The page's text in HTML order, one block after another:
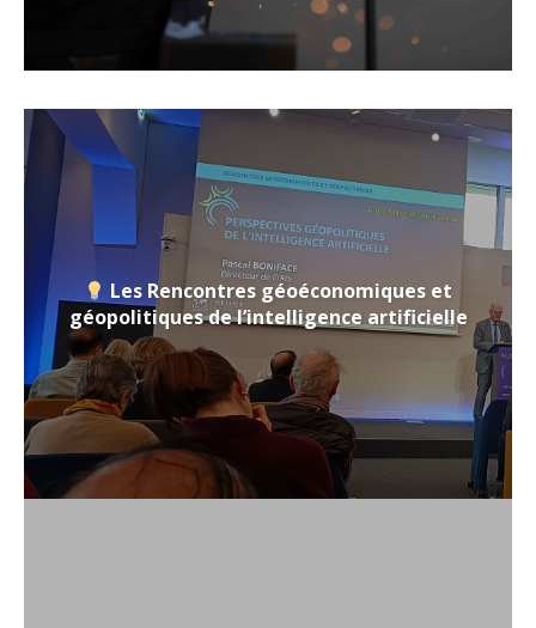
Les Rencontres géoéconomiques et
géopolitiques de l’intelligence artificielle